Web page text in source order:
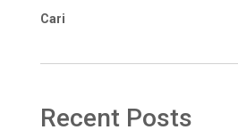
Cari
Recent Posts